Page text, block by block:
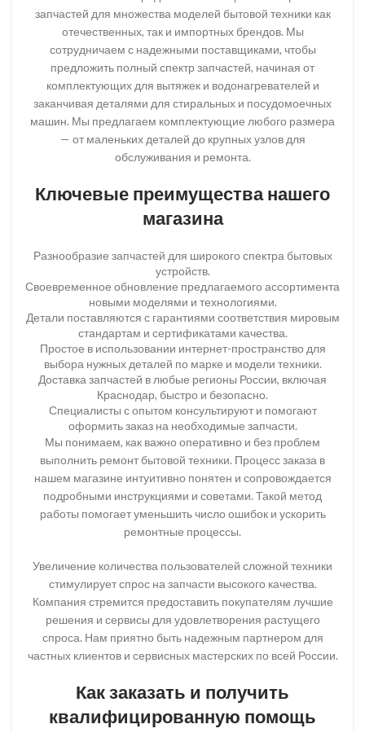
запчастей для множества моделей бытовой техники как
отечественных, так и импортных брендов. Мы
сотрудничаем с надежными поставщиками, чтобы
предложить полный спектр запчастей, начиная от
комплектующих для вытяжек и водонагревателей и
заканчивая деталями для стиральных и посудомоечных
машин. Мы предлагаем комплектующие любого размера
— от маленьких деталей до крупных узлов для
обслуживания и ремонта.
Ключевые преимущества нашего
магазина
Разнообразие запчастей для широкого спектра бытовых
устройств.
Своевременное обновление предлагаемого ассортимента
новыми моделями и технологиями.
Детали поставляются с гарантиями соответствия мировым
стандартам и сертификатами качества.
Простое в использовании интернет-пространство для
выбора нужных деталей по марке и модели техники.
Доставка запчастей в любые регионы России, включая
Краснодар, быстро и безопасно.
Специалисты с опытом консультируют и помогают
оформить заказ на необходимые запчасти.
Мы понимаем, как важно оперативно и без проблем
выполнить ремонт бытовой техники. Процесс заказа в
нашем магазине интуитивно понятен и сопровождается
подробными инструкциями и советами. Такой метод
работы помогает уменьшить число ошибок и ускорить
ремонтные процессы.
Увеличение количества пользователей сложной техники
стимулирует спрос на запчасти высокого качества.
Компания стремится предоставить покупателям лучшие
решения и сервисы для удовлетворения растущего
спроса. Нам приятно быть надежным партнером для
частных клиентов и сервисных мастерских по всей России.
Как заказать и получить
квалифицированную помощь